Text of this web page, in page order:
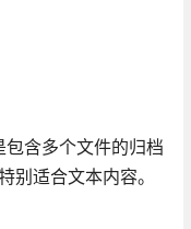
含多个文件的归档
别适合文本内容。